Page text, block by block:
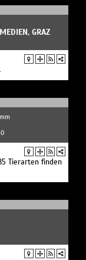
Tierarten finden
für